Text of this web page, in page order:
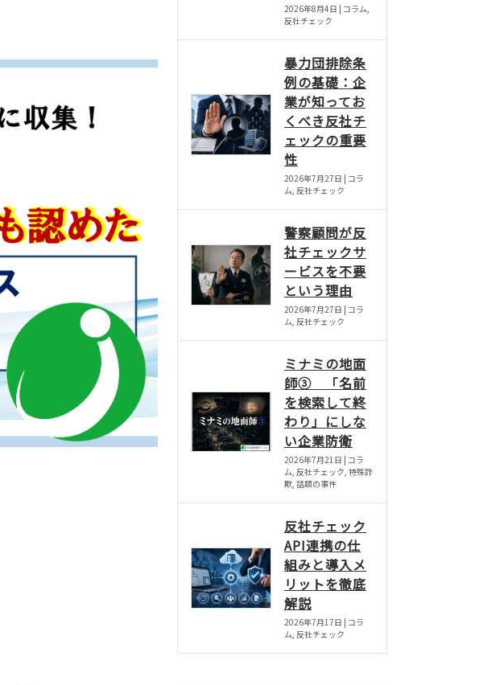
2026年8月4日 | コラム,
反社チェック
暴力団排除条
例の基礎：企
業が知ってお
くべき反社チ
ェックの重要
性
2026年7月27日 | コラ
ム, 反社チェック
警察顧問が反
社チェックサ
ービスを不要
という理由
2026年7月27日 | コラ
ム, 反社チェック
ミナミの地面
師③ 「名前
を検索して終
わり」にしな
い企業防衛
2026年7月21日 | コラ
ム, 反社チェック, 特殊詐
欺, 話題の事件
反社チェック
API連携の仕
組みと導入メ
リットを徹底
解説
2026年7月17日 | コラ
ム, 反社チェック